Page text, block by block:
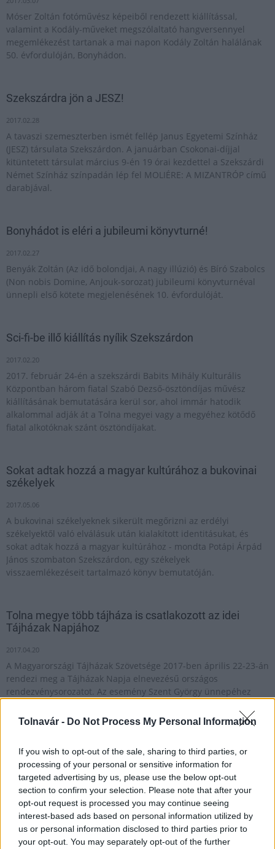
Tolnavár - Do Not Process My Personal Information
If you wish to opt-out of the sale, sharing to third parties, or
processing of your personal or sensitive information for
targeted advertising by us, please use the below opt-out
section to confirm your selection. Please note that after your
opt-out request is processed you may continue seeing
interest-based ads based on personal information utilized by
us or personal information disclosed to third parties prior to
your opt-out. You may separately opt-out of the further
Móser Zoltán fotóművész képeiből rendezett kiállítással,
valamint a Kodály-műveket megszólaltató hangversennyel
megemlékezést tartanak a mai napon Kodály Zoltán halálának
50. évfordulóján, Bonyhádon.
Szekszárdra jön a JESZ!
2017.02.28
A tavaszi szemeszterben ismét fellép Janus Egyetemi Színház
(JESZ) társulata Szekszárdon. A januárban Csokonai-díjjal
kitüntetett társulat március 9-én 19 órai kezdettel a Szekszárdi
Német Színház színpadán lép fel MOLIÉRE: A MIZANTRÓP című
darabjával.
Bonyhádot is eléri a jubileumi könyvturné!
2017.02.27
Benyák Zoltán (Az idő bolondjai, A nagy illúzió) és Bíró Szabolcs
(Non nobis Domine, Anjouk-sorozat) jubileumi könyvturnéval
ünnepli első kötete megjelenésének 10. évfordulóját.
Sci-fi-be illő kiállítás nyílik Szekszárdon
2017.02.20
2017. február 24-én a szekszárdi Babits Mihály Kulturális
Központban három fiatal Szabó Dezső-ösztöndíjas művész
kiállításának bemutatására kerül sor, ahol immár hatodik
alkalommal adják át a Tolna megyei vagy a megyéhez kötődő
fiatal alkotóknak szánt ösztöndíjakat.
Sokat adtak hozzá a magyar kultúrához a bukovinai
székelyek
2017.05.06
A bukovinai székelyeknek sikerült megőrizni az erdélyi
székelyektől való elválásuk után kialakított identitásukat, és
sokat adtak hozzá a magyar kultúrához - mondta Potápi Árpád
János szombaton Szekszárdon, egy székelyek
visszaemlékezéseit tartalmazó könyv bemutatóján.
Tolna megye több tájháza is csatlakozott az idei
Tájházak Napjához
2017.04.20
A Magyarországi Tájházak Szövetsége 2017-ben április 22-23-án
rendezi meg a Tájházak Napja elnevezésű országos
rendezvénysorozatot. Az esemény Szent György ünnepéhez
megújulást hozza.
A mesék városává válik Szekszárd
2017.04.18
2017. május 27-én és 28-án másodszor rendezik meg
Szekszárdon a Babits Mihály Kulturális Központban a Háry
János Mesefesztivált. Ezúttal közel félszáz programmal várják a
gyerekeket és a családokat.